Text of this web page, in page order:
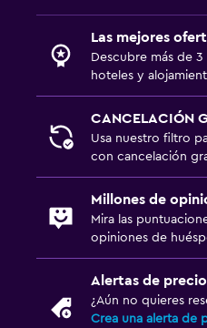
Las mejores
Descubre más de
hoteles y
CANCELACIÓN
Usa nuestro filtro
con cancelación
Millones de
Mira las
opiniones de
Alertas de
¿Aún no quieres
Crea una alerta de